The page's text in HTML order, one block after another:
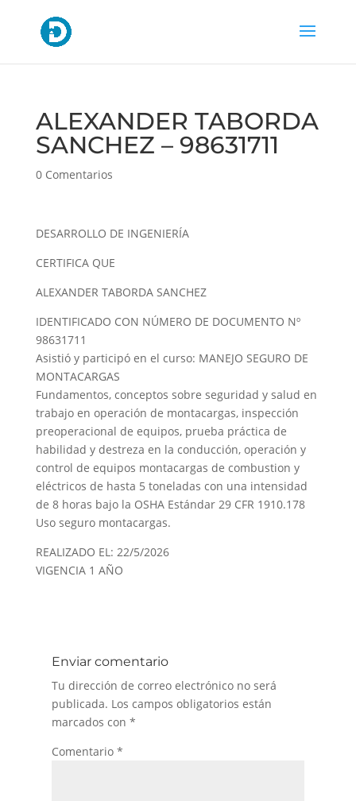
ALEXANDER TABORDA
SANCHEZ – 98631711
0 Comentarios
DESARROLLO DE INGENIERÍA
CERTIFICA QUE
ALEXANDER TABORDA SANCHEZ
IDENTIFICADO CON NÚMERO DE DOCUMENTO Nº
98631711
Asistió y participó en el curso: MANEJO SEGURO DE
MONTACARGAS
Fundamentos, conceptos sobre seguridad y salud en
trabajo en operación de montacargas, inspección
preoperacional de equipos, prueba práctica de
habilidad y destreza en la conducción, operación y
control de equipos montacargas de combustion y
eléctricos de hasta 5 toneladas con una intensidad
de 8 horas bajo la OSHA Estándar 29 CFR 1910.178
Uso seguro montacargas.
REALIZADO EL: 22/5/2026
VIGENCIA 1 AÑO
Enviar comentario
Tu dirección de correo electrónico no será
publicada. Los campos obligatorios están
marcados con *
Comentario *